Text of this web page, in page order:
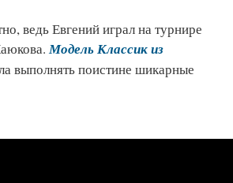
ведь Евгений играл на турнире
Модель Классик из
выполнять поистине шикарные